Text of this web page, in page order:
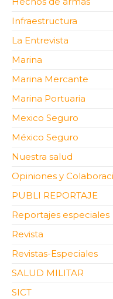
Infraestructura
La Entrevista
Marina
Marina Mercante
Marina Portuaria
Mexico Seguro
México Seguro
Nuestra salud
Opiniones y
PUBLI REPORTAJE
Reportajes especiales
Revista
Revistas-Especiales
SALUD MILITAR
SICT